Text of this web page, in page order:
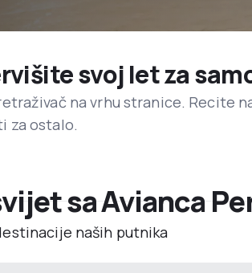
svoj let za
na vrhu stranice. Recite
za ostalo.
sa Avianca
naših putnika